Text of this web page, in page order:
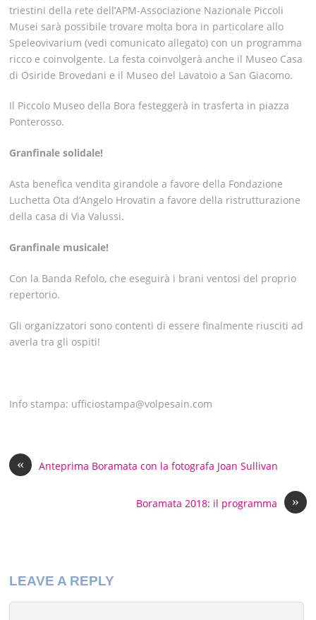
triestini della rete dell’APM-Associazione Nazionale Piccoli
Musei sarà possibile trovare molta bora in particolare allo
Speleovivarium (vedi comunicato allegato) con un programma
ricco e coinvolgente. La festa coinvolgerà anche il Museo Casa
di Osiride Brovedani e il Museo del Lavatoio a San Giacomo.
Il Piccolo Museo della Bora festeggerà in trasferta in piazza
Ponterosso.
Granfinale solidale!
Asta benefica vendita girandole a favore della Fondazione
Luchetta Ota d’Angelo Hrovatin a favore della ristrutturazione
della casa di Via Valussi.
Granfinale musicale!
Con la Banda Refolo, che eseguirà i brani ventosi del proprio
repertorio.
Gli organizzatori sono contenti di essere finalmente riusciti ad
averla tra gli ospiti!
Info stampa: ufficiostampa@volpesain.com
« Anteprima Boramata con la fotografa Joan Sullivan
»
Boramata 2018: il programma
LEAVE A REPLY